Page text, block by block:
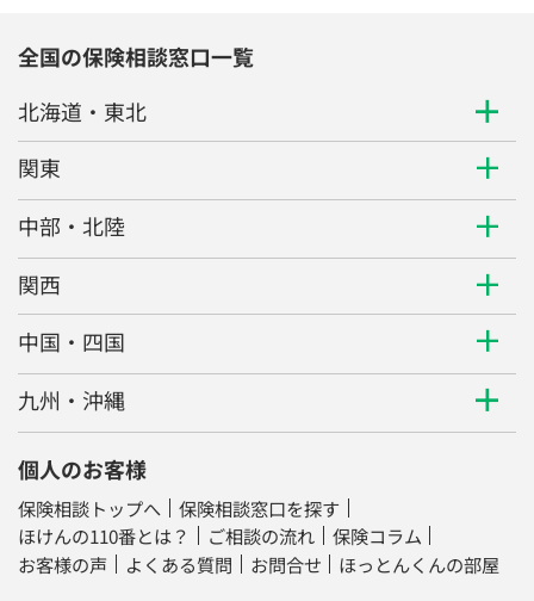
全国の保険相談窓口一覧
北海道・東北
関東
中部・北陸
関西
中国・四国
九州・沖縄
個人のお客様
保険相談トップへ
保険相談窓口を探す
ほけんの110番とは？
ご相談の流れ
保険コラム
お客様の声
よくある質問 お問合せ ほっとんくんの部屋